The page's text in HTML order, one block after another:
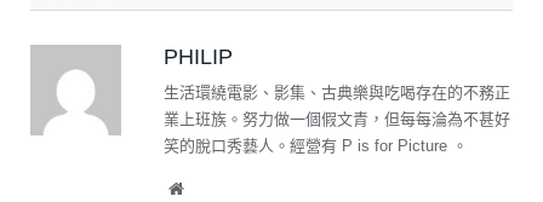
PHILIP
生活環繞電影、影集、古典樂與吃喝存在的不務正
業上班族。努力做一個假文青，但每每淪為不甚好
笑的脫口秀藝人。經營有 P is for Picture 。
Website